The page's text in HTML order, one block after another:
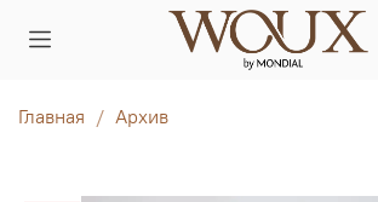
Главная Архив